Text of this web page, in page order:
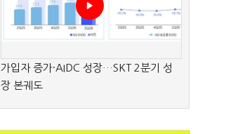
가입자 증가·AIDC 성장…SKT 2분기 성
장 본궤도